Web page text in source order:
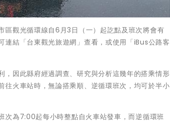
區觀光循環線自6月3日（一）起訖點及班次將會有
結「台東觀光旅遊網」查看，或使用「iBus公路客
因此縣府經過調查、研究與分析這幾年的搭乘情形
火車站時，無論搭乘順、逆循環班次，均可於半小
次為7:00起每小時整點自火車站發車，而逆循環班